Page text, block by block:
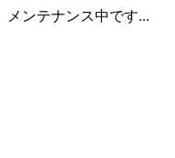
メンテナンス中です...